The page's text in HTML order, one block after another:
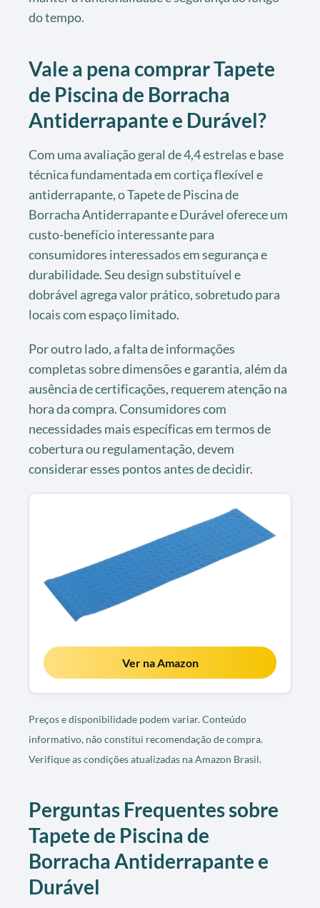
do tempo.
Vale a pena comprar Tapete
de Piscina de Borracha
Antiderrapante e Durável?
Com uma avaliação geral de 4,4 estrelas e base
técnica fundamentada em cortiça flexível e
antiderrapante, o Tapete de Piscina de
Borracha Antiderrapante e Durável oferece um
custo-benefício interessante para
consumidores interessados em segurança e
durabilidade. Seu design substituível e
dobrável agrega valor prático, sobretudo para
locais com espaço limitado.
Por outro lado, a falta de informações
completas sobre dimensões e garantia, além da
ausência de certificações, requerem atenção na
hora da compra. Consumidores com
necessidades mais específicas em termos de
cobertura ou regulamentação, devem
considerar esses pontos antes de decidir.
Ver na Amazon
Preços e disponibilidade podem variar. Conteúdo
informativo, não constitui recomendação de compra.
Verifique as condições atualizadas na Amazon Brasil.
Perguntas Frequentes sobre
Tapete de Piscina de
Borracha Antiderrapante e
Durável